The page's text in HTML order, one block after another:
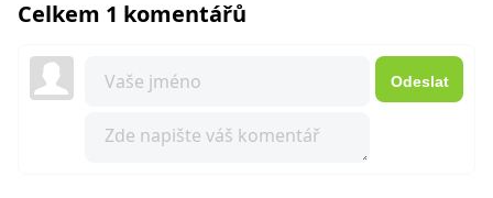
Celkem 1 komentářů
Odeslat